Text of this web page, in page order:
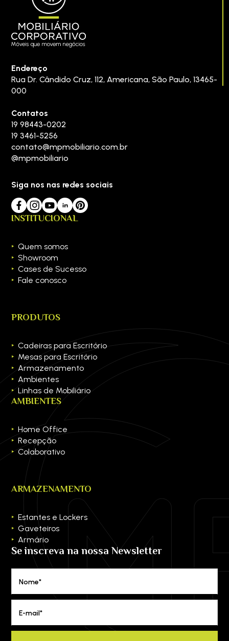
Endereço
Rua Dr. Cândido Cruz, 112,Americana,São Paulo,13465-
000
Contatos
19 98443-0202
19 3461-5256
contato@mpmobiliario.com.br
@mpmobiliario
Siga nos nas redes sociais
INSTITUCIONAL
Quem somos
Showroom
Cases de Sucesso
Fale conosco
PRODUTOS
Cadeiras para Escritório
Mesas para Escritório
Armazenamento
Ambientes
Linhas de Mobiliário
AMBIENTES
Home Office
Recepção
Colaborativo
ARMAZENAMENTO
Estantes e Lockers
Gaveteiros
Armário
Se inscreva na nossa Newsletter
Nome*
E-mail*